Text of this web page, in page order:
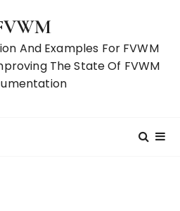
And Examples For FVWM
The State Of FVWM